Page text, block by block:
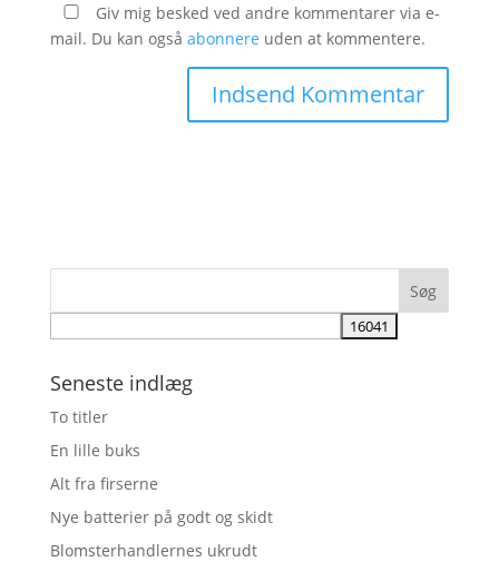
Giv mig besked ved andre kommentarer via e-
mail. Du kan også abonnere uden at kommentere.
Seneste indlæg
To titler
En lille buks
Alt fra firserne
Nye batterier på godt og skidt
Blomsterhandlernes ukrudt